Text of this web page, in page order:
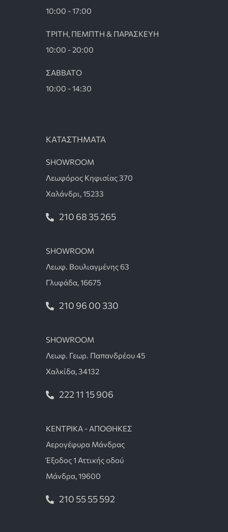
ΚΑΤΑΣΤΗΜΑΤΑ
SHOWROOM
Λεωφόρος Κηφισίας 370
Χαλάνδρι, 15233
210 68 35 265
SHOWROOM
Λεωφ. Βουλιαγμένης 63
Γλυφάδα, 16675
210 96 00 330
SHOWROOM
Λεωφ. Γεωρ. Παπανδρέου 45
Χαλκίδα, 34132
222 11 15 906
ΚΕΝΤΡΙΚΑ - ΑΠΟΘΗΚΕΣ
Αερογέφυρα Μάνδρας
Έξοδος 1 Αττικής οδού
Μάνδρα, 19600
210 55 55 592
10:00 - 17:00
ΤΡΙΤΗ, ΠΕΜΠΤΗ & ΠΑΡΑΣΚΕΥΗ
10:00 - 20:00
ΣΑΒΒΑΤΟ
10:00 - 14:30